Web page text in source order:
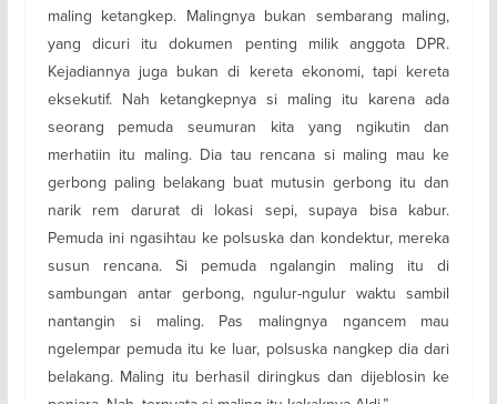
maling ketangkep. Malingnya bukan sembarang maling,
yang dicuri itu dokumen penting milik anggota DPR.
Kejadiannya juga bukan di kereta ekonomi, tapi kereta
eksekutif. Nah ketangkepnya si maling itu karena ada
seorang pemuda seumuran kita yang ngikutin dan
merhatiin itu maling. Dia tau rencana si maling mau ke
gerbong paling belakang buat mutusin gerbong itu dan
narik rem darurat di lokasi sepi, supaya bisa kabur.
Pemuda ini ngasihtau ke polsuska dan kondektur, mereka
susun rencana. Si pemuda ngalangin maling itu di
sambungan antar gerbong, ngulur-ngulur waktu sambil
nantangin si maling. Pas malingnya ngancem mau
ngelempar pemuda itu ke luar, polsuska nangkep dia dari
belakang. Maling itu berhasil diringkus dan dijeblosin ke